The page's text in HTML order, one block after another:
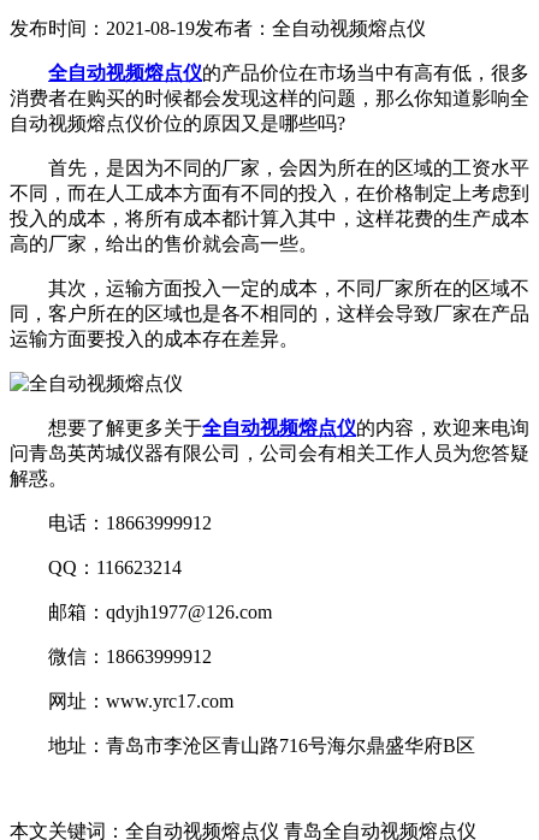
发布时间：2021-08-19发布者：全自动视频熔点仪
全自动视频熔点仪的产品价位在市场当中有高有低，很多
消费者在购买的时候都会发现这样的问题，那么你知道影响全
自动视频熔点仪价位的原因又是哪些吗?
首先，是因为不同的厂家，会因为所在的区域的工资水平
不同，而在人工成本方面有不同的投入，在价格制定上考虑到
投入的成本，将所有成本都计算入其中，这样花费的生产成本
高的厂家，给出的售价就会高一些。
其次，运输方面投入一定的成本，不同厂家所在的区域不
同，客户所在的区域也是各不相同的，这样会导致厂家在产品
运输方面要投入的成本存在差异。
想要了解更多关于全自动视频熔点仪的内容，欢迎来电询
问青岛英芮城仪器有限公司，公司会有相关工作人员为您答疑
解惑。
电话：18663999912
QQ：116623214
邮箱：qdyjh1977@126.com
微信：18663999912
网址：www.yrc17.com
地址：青岛市李沧区青山路716号海尔鼎盛华府B区
本文关键词：全自动视频熔点仪 青岛全自动视频熔点仪